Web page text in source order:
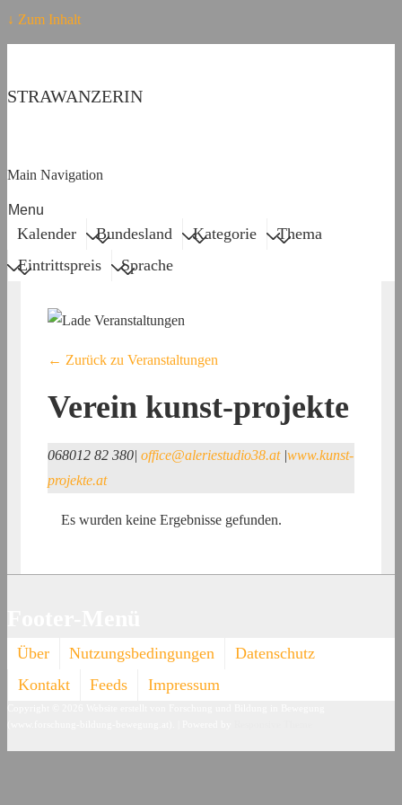
↓ Zum Inhalt
STRAWANZERIN
Main Navigation
Menu
Kalender Bundesland Kategorie
Thema
Eintrittspreis
Sprache
← Zurück zu Veranstaltungen
Verein kunst-projekte
068012 82 380| office@aleriestudio38.at |www.kunst-
projekte.at
Es wurden keine Ergebnisse gefunden.
Über Nutzungsbedingungen
Datenschutz
Kontakt
Feeds Impressum